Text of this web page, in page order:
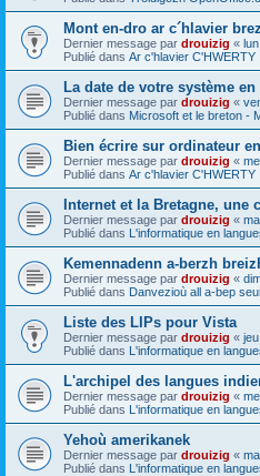
Mont en-dro ar c´hlavier
Dernier message par drouizig «
Publié dans Ar c'hlavier C'HWERTY
La date de votre système
Dernier message par drouizig «
Publié dans Microsoft et le breton -
Bien écrire sur ordinateur
Dernier message par drouizig «
Publié dans Ar c'hlavier C'HWERTY
Internet et la Bretagne, une
Dernier message par drouizig «
Publié dans L'informatique en
Kemennadenn a-berzh
Dernier message par drouizig «
Publié dans Danvezioù all a-bep
Liste des LIPs pour Vista
Dernier message par drouizig «
Publié dans L'informatique en
L'archipel des langues
Dernier message par drouizig «
Publié dans L'informatique en
Yehoù amerikanek
Dernier message par drouizig «
Publié dans L'informatique en